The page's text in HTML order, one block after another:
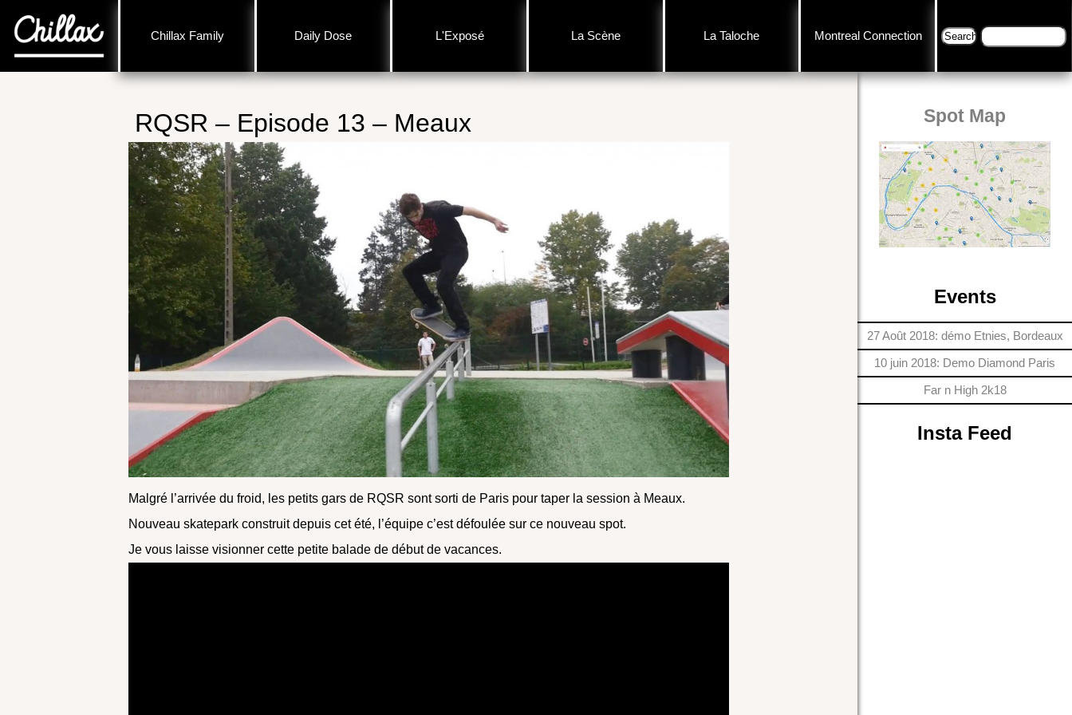
Chillax Family Daily Dose L'Exposé La Scène La Taloche Montreal Connection
RQSR – Episode 13 – Meaux
Malgré l’arrivée du froid, les petits gars de RQSR sont sorti de Paris pour taper la session à Meaux.
Nouveau skatepark construit depuis cet été, l’équipe c’est défoulée sur ce nouveau spot.
Je vous laisse visionner cette petite balade de début de vacances.
Spot Map
Events
27 Août 2018: démo Etnies, Bordeaux
10 juin 2018: Demo Diamond Paris
Far n High 2k18
Insta Feed